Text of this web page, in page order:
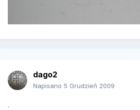
dago2
Napisano 5 Grudzień 2009
.